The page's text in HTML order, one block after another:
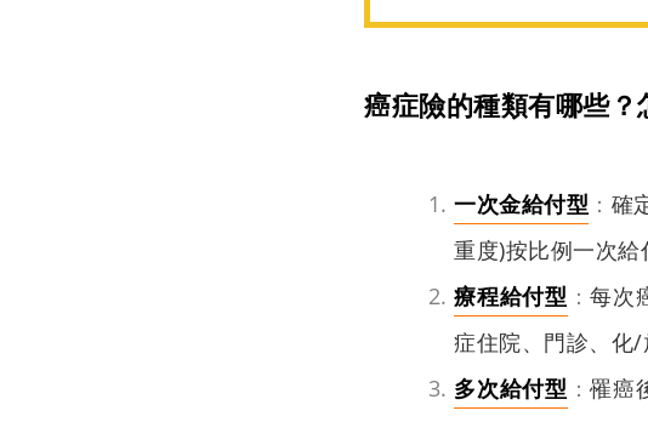
癌症險的種類有哪些？
一次金給付型 ： 確
重度)按比例一次給
療程給付型 ：每次
症住院、門診、化
多次給付型 ：罹癌